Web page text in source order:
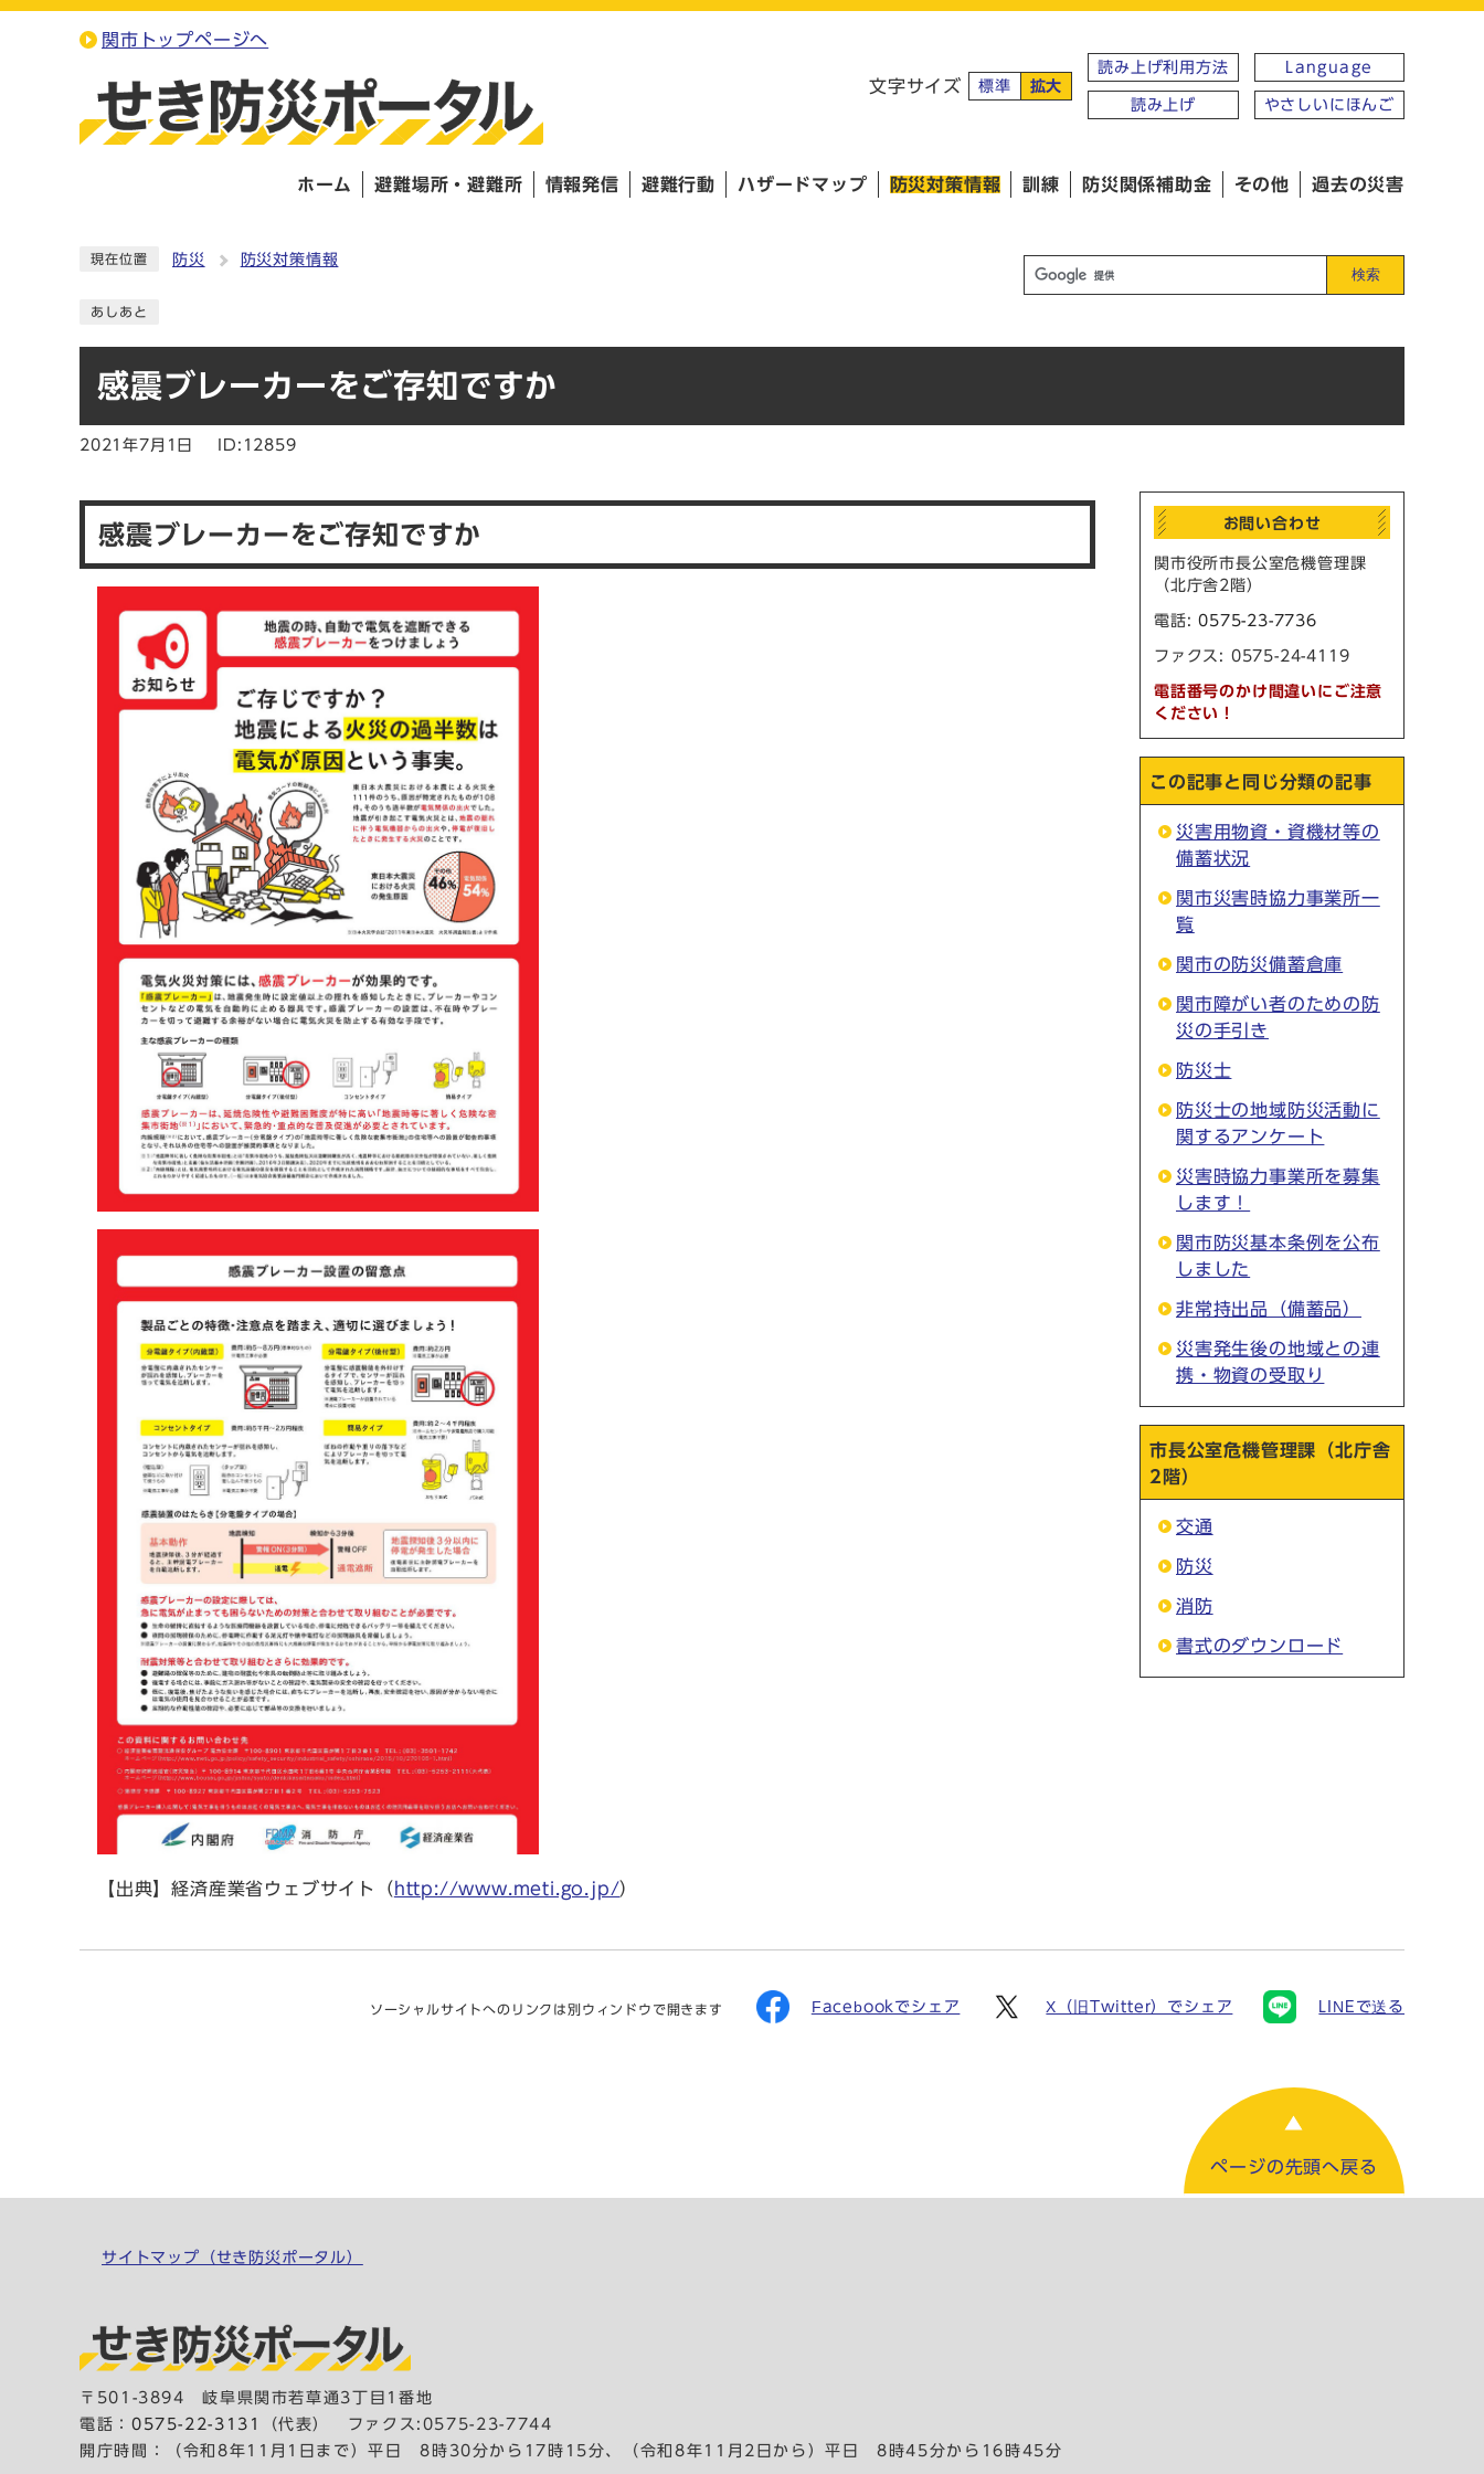
関市トップページへ
文字サイズ 標準 拡大
読み上げ利用方法
読み上げ
Language
やさしいにほんご
ホーム 避難場所・避難所 情報発信 避難行動 ハザードマップ 防災対策情報 訓練 防災関係補助金 その他 過去の災害
検索
現在位置 防災 防災対策情報
あしあと
感震ブレーカーをご存知ですか
2021年7月1日 ID:12859
感震ブレーカーをご存知ですか
【出典】経済産業省ウェブサイト（ http://www.meti.go.jp/）
お問い合わせ
関市役所市長公室危機管理課
（北庁舎2階）
電話:0575-23-7736
ファクス: 0575-24-4119
電話番号のかけ間違いにご注意
ください！
この記事と同じ分類の記事
災害用物資・資機材等の
備蓄状況
関市災害時協力事業所一
覧
関市の防災備蓄倉庫
関市障がい者のための防
災の手引き
防災士
防災士の地域防災活動に
関するアンケート
災害時協力事業所を募集
します！
関市防災基本条例を公布
しました
非常持出品（備蓄品）
災害発生後の地域との連
携・物資の受取り
市長公室危機管理課（北庁舎
2階）
交通
防災
消防
書式のダウンロード
ソーシャルサイトへのリンクは別ウィンドウで開きます Facebookでシェア X（旧Twitter）でシェア LINEで送る
ページの先頭へ戻る
サイトマップ（せき防災ポータル）
〒501-3894 岐阜県関市若草通3丁目1番地
電話： 0575-22-3131 （代表） ファクス:0575-23-7744
開庁時間：（令和8年11月1日まで）平日 8時30分から17時15分、（令和8年11月2日から）平日 8時45分から16時45分